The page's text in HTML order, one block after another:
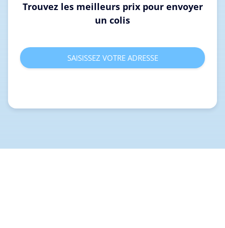
Trouvez les meilleurs prix pour envoyer
un colis
SAISISSEZ VOTRE ADRESSE